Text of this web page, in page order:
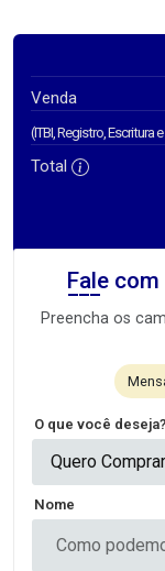
Venda
(ITBI, Registro, Escritura
Total
Fale
Preencha os
O que você deseja?
Quero Comprar
Nome